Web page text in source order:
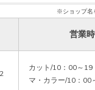
※ショップ名
営業
カット/10：00～19
マ・カラー/10：00